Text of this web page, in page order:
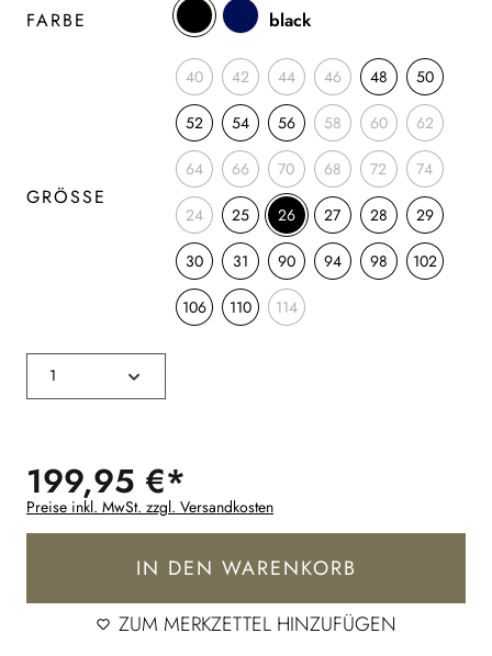
FARBE black
GRÖSSE
40 42 44 46 48 50
52 54 56 58 60 62
64 66 70 68 72 74
24 25 26 27 28 29
30 31 90 94 98 102
106 110 114
199,95 €*
Preise inkl. MwSt. zzgl. Versandkosten
IN DEN WARENKORB
ZUM MERKZETTEL HINZUFÜGEN